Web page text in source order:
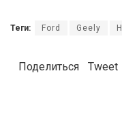
Теги: Ford Geely
Поделиться Tweet